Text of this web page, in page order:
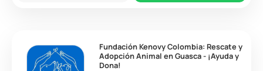
Fundación Kenovy Colombia: Rescate y
Adopción Animal en Guasca - ¡Ayuda y
Dona!